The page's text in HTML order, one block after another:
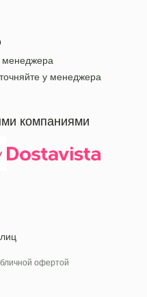
менеджера
у менеджера
компаниями
офертой